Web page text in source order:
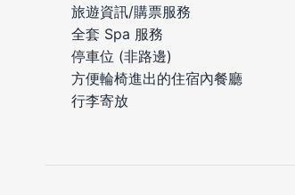
旅遊資訊/購票服務
全套 Spa 服務
停車位 (非路邊)
方便輪椅進出的住宿內餐廳
行李寄放